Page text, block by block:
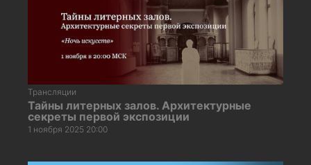
Трансляции
Тайны литерных залов. Архитектурные
секреты первой экспозиции
1 ноября 2025 20:00